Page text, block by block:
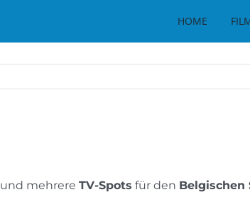
HOME
und mehrere TV-Spots für den Belgischen